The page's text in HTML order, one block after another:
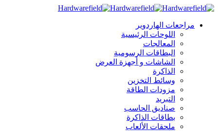
مراجعات الهاردوير
اللوحات الرئيسية
المعالجات
البطاقات الرسومية
الشاشات و أجهزة العرض
الذاكرة
وسائط التخزين
مزودات الطاقة
التبريد
صناديق الحاسب
بطاقات الذاكرة
ملحقات الألعاب